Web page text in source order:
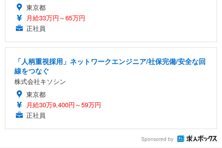
東京都
月給33万円～65万円
正社員
「人柄重視採用」ネットワークエンジニア/社保完備/安全な回
線をつなぐ
株式会社キソシン
東京都
月給30万9,400円～59万円
正社員
Sponsored by